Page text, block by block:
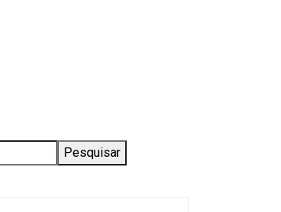
Pesquisar